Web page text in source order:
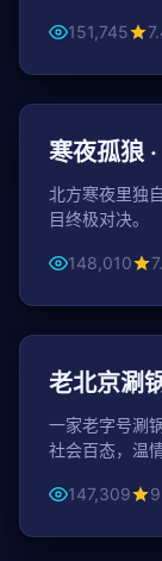
151,745
动作
寒夜孤狼
北方寒夜里独
目终极对决。
148,010
都市
老北京涮
一家老字号涮
社会百态，温
147,309